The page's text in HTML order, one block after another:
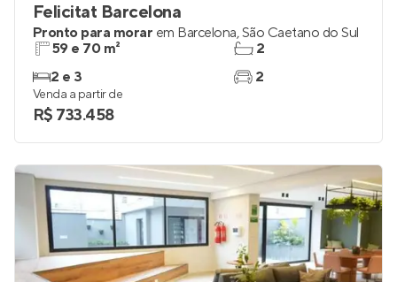
Felicitat Barcelona
Pronto para morar em Barcelona,São Caetano do Sul
59 e 70 m²
2 e 3
2
2
Venda a partir de
R$ 733.458